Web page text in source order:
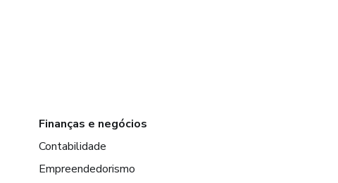
Finanças e negócios
Contabilidade
Empreendedorismo